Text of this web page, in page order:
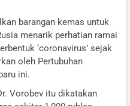
barangan kemas untuk
menarik perhatian ramai
‘coronavirus’ sejak
oleh Pertubuhan
ini.
Vorobev itu dikatakan